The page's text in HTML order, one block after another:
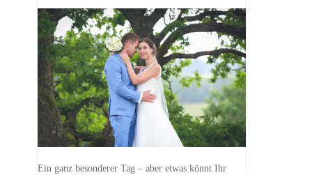
Ein ganz besonderer Tag – aber etwas könnt Ihr